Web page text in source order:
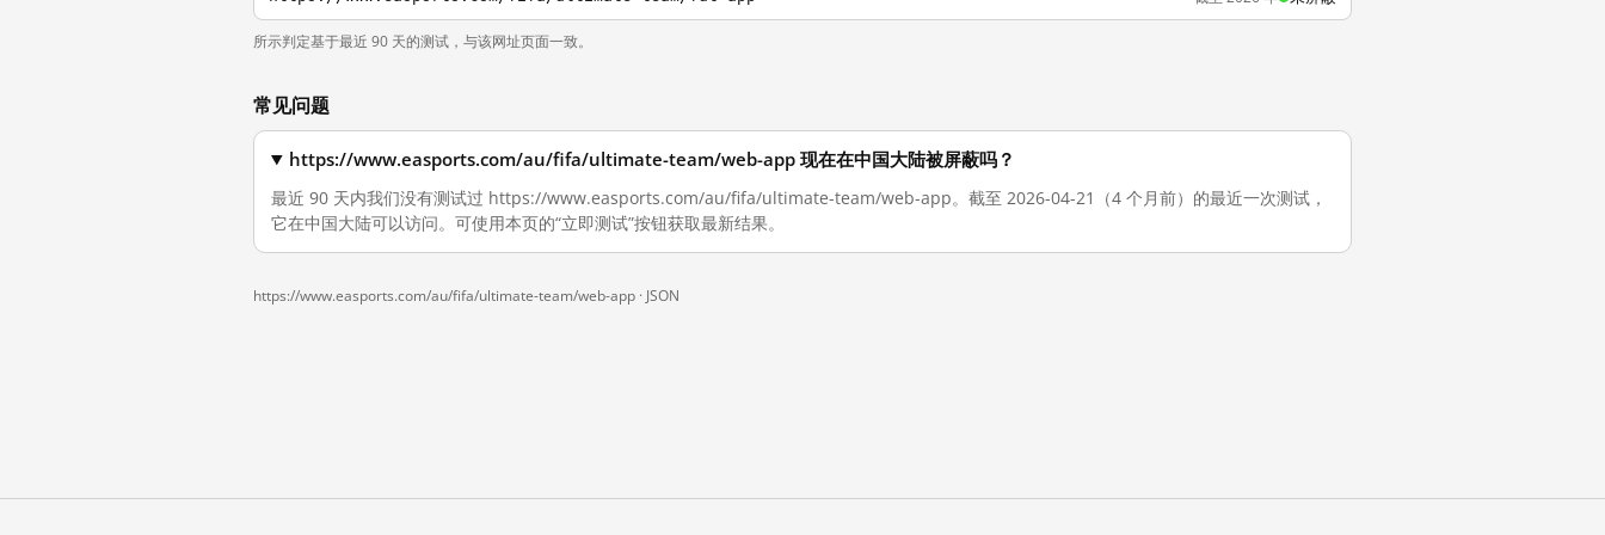
所示判定基于最近 90 天的测试，与该网址页面一致。
常见问题
https://www.easports.com/au/fifa/ultimate-team/web-app 现在在中国大陆被屏蔽吗？
最近 90 天内我们没有测试过 https://www.easports.com/au/fifa/ultimate-team/web-app。截至 2026-04-21（4 个月前）的最近一次测试，
它在中国大陆可以访问。可使用本页的“立即测试”按钮获取最新结果。
https://www.easports.com/au/fifa/ultimate-team/web-app · JSON